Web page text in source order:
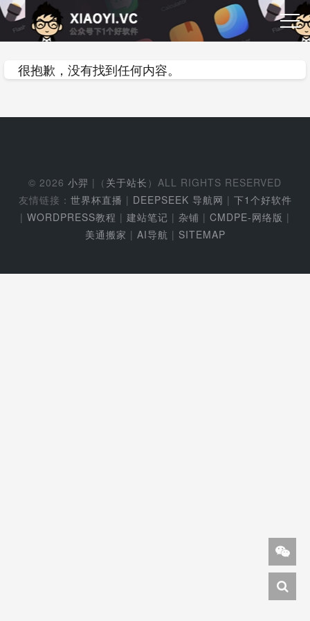
很抱歉，没有找到任何内容。
© 2026 小羿 |（ 关于站长 ）ALL RIGHTS RESERVED
友情链接： 世界杯直播 | DEEPSEEK 导航网 | 下1个好软件
| WORDPRESS教程 | 建站笔记 | 杂铺 | CMDPE-网络版 |
美通搬家 | AI导航 | SITEMAP